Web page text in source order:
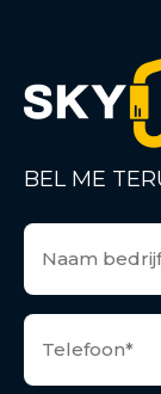
BEL ME